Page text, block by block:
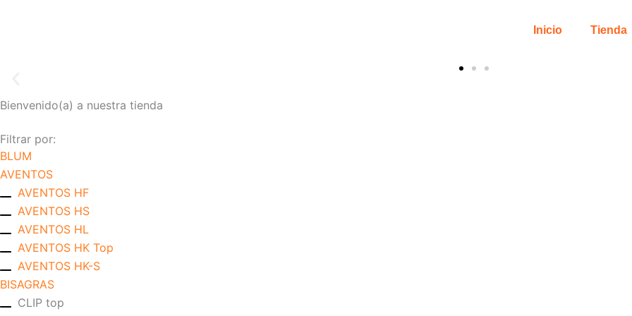
Inicio Tienda
Descubriendo espacios
Descubre tu espacio con nuestros productos Blum®
Bienvenido(a) a nuestra tienda
Filtrar por:
BLUM
AVENTOS
AVENTOS HF
AVENTOS HS
AVENTOS HL
AVENTOS HK Top
AVENTOS HK-S
BISAGRAS
CLIP top